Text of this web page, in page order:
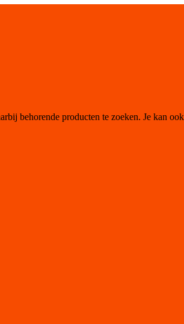
behorende producten te zoeken. Je kan